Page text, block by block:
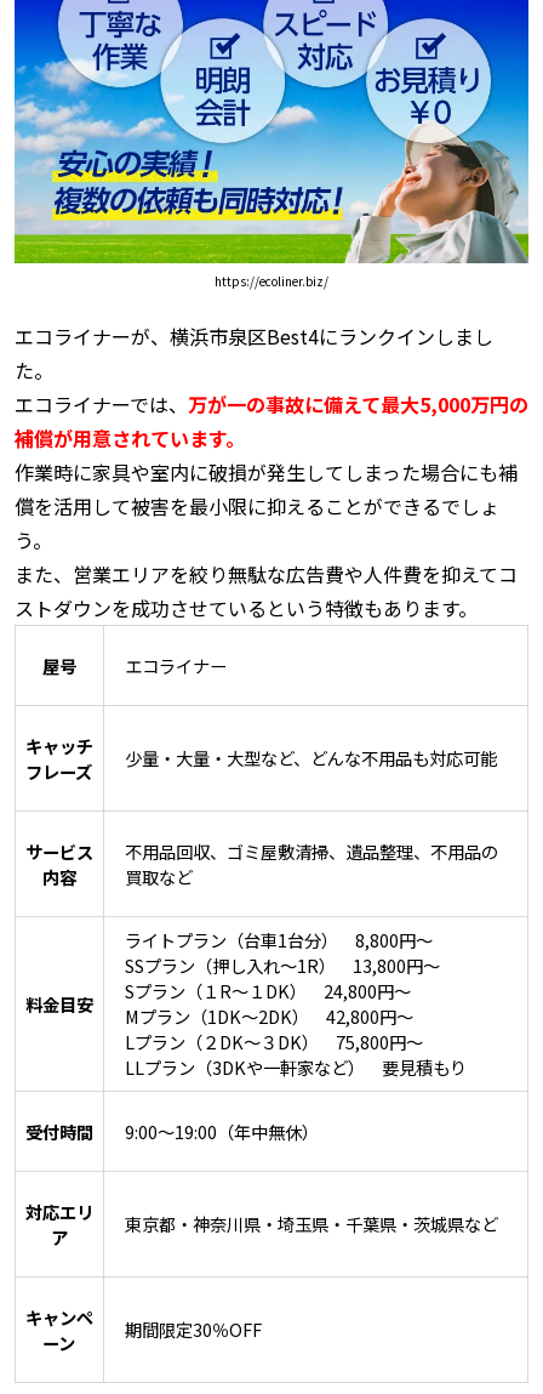
https://ecoliner.biz/
エコライナーが、横浜市泉区Best4にランクインしまし
た。
エコライナーでは、 万が一の事故に備えて最大5,000万円の
補償が用意されています。
作業時に家具や室内に破損が発生してしまった場合にも補
償を活用して被害を最小限に抑えることができるでしょ
う。
また、営業エリアを絞り無駄な広告費や人件費を抑えてコ
ストダウンを成功させているという特徴もあります。
屋号 エコライナー
キャッチ
フレーズ
少量・大量・大型など、どんな不用品も対応可能
サービス
内容
不用品回収、ゴミ屋敷清掃、遺品整理、不用品の
買取など
料金目安
ライトプラン（台車1台分） 8,800円〜
SSプラン（押し入れ～1R） 13,800円〜
Sプラン（１R～１DK） 24,800円〜
Mプラン（1DK～2DK） 42,800円〜
Lプラン（２DK～３DK） 75,800円〜
LLプラン（3DKや一軒家など） 要見積もり
受付時間 9:00〜19:00（年中無休）
対応エリ
ア
東京都・神奈川県・埼玉県・千葉県・茨城県など
キャンペ
ーン
期間限定30％OFF